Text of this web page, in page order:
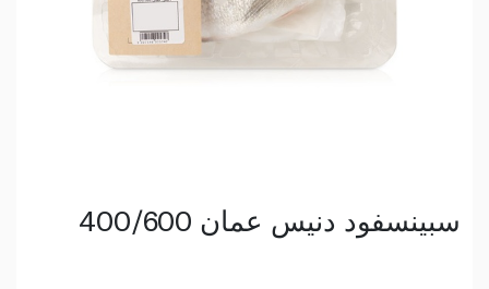
سبينسفود دنيس عمان 400/600